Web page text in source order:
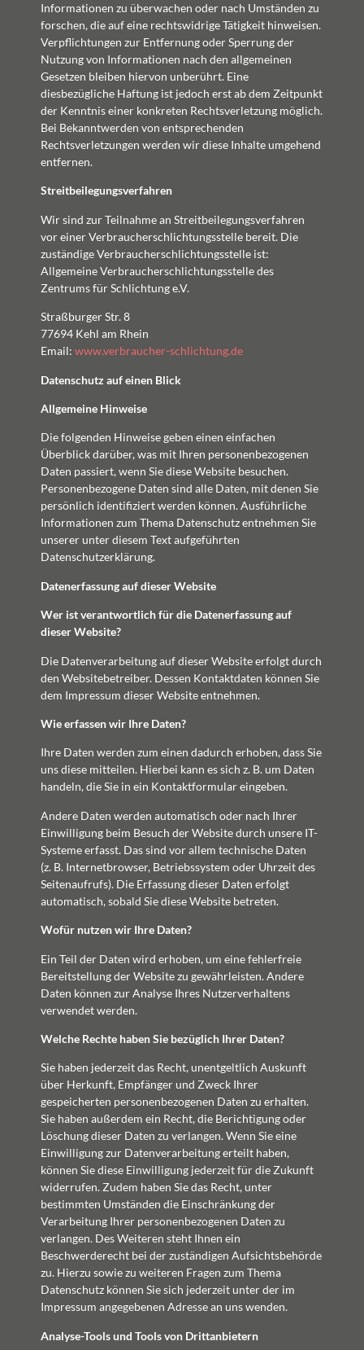
Informationen zu überwachen oder nach Umständen zu
forschen, die auf eine rechtswidrige Tätigkeit hinweisen.
Verpflichtungen zur Entfernung oder Sperrung der
Nutzung von Informationen nach den allgemeinen
Gesetzen bleiben hiervon unberührt. Eine
diesbezügliche Haftung ist jedoch erst ab dem Zeitpunkt
der Kenntnis einer konkreten Rechtsverletzung möglich.
Bei Bekanntwerden von entsprechenden
Rechtsverletzungen werden wir diese Inhalte umgehend
entfernen.
Streitbeilegungsverfahren
Wir sind zur Teilnahme an Streitbeilegungsverfahren
vor einer Verbraucherschlichtungsstelle bereit. Die
zuständige Verbraucherschlichtungsstelle ist:
Allgemeine Verbraucherschlichtungsstelle des
Zentrums für Schlichtung e.V.
Straßburger Str. 8
77694 Kehl am Rhein
Email: www.verbraucher-schlichtung.de
Datenschutz auf einen Blick
Allgemeine Hinweise
Die folgenden Hinweise geben einen einfachen
Überblick darüber, was mit Ihren personenbezogenen
Daten passiert, wenn Sie diese Website besuchen.
Personenbezogene Daten sind alle Daten, mit denen Sie
persönlich identifiziert werden können. Ausführliche
Informationen zum Thema Datenschutz entnehmen Sie
unserer unter diesem Text aufgeführten
Datenschutzerklärung.
Datenerfassung auf dieser Website
Wer ist verantwortlich für die Datenerfassung auf
dieser Website?
Die Datenverarbeitung auf dieser Website erfolgt durch
den Websitebetreiber. Dessen Kontaktdaten können Sie
dem Impressum dieser Website entnehmen.
Wie erfassen wir Ihre Daten?
Ihre Daten werden zum einen dadurch erhoben, dass Sie
uns diese mitteilen. Hierbei kann es sich z. B. um Daten
handeln, die Sie in ein Kontaktformular eingeben.
Andere Daten werden automatisch oder nach Ihrer
Einwilligung beim Besuch der Website durch unsere IT-
Systeme erfasst. Das sind vor allem technische Daten
(z. B. Internetbrowser, Betriebssystem oder Uhrzeit des
Seitenaufrufs). Die Erfassung dieser Daten erfolgt
automatisch, sobald Sie diese Website betreten.
Wofür nutzen wir Ihre Daten?
Ein Teil der Daten wird erhoben, um eine fehlerfreie
Bereitstellung der Website zu gewährleisten. Andere
Daten können zur Analyse Ihres Nutzerverhaltens
verwendet werden.
Welche Rechte haben Sie bezüglich Ihrer Daten?
Sie haben jederzeit das Recht, unentgeltlich Auskunft
über Herkunft, Empfänger und Zweck Ihrer
gespeicherten personenbezogenen Daten zu erhalten.
Sie haben außerdem ein Recht, die Berichtigung oder
Löschung dieser Daten zu verlangen. Wenn Sie eine
Einwilligung zur Datenverarbeitung erteilt haben,
können Sie diese Einwilligung jederzeit für die Zukunft
widerrufen. Zudem haben Sie das Recht, unter
bestimmten Umständen die Einschränkung der
Verarbeitung Ihrer personenbezogenen Daten zu
verlangen. Des Weiteren steht Ihnen ein
Beschwerderecht bei der zuständigen Aufsichtsbehörde
zu. Hierzu sowie zu weiteren Fragen zum Thema
Datenschutz können Sie sich jederzeit unter der im
Impressum angegebenen Adresse an uns wenden.
Analyse-Tools und Tools von Dritt­anbietern